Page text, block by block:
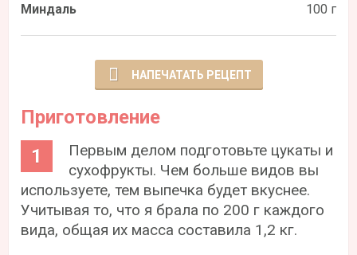
Миндаль
100 г
НАПЕЧАТАТЬ РЕЦЕПТ
Приготовление
Первым делом подготовьте цукаты и
сухофрукты. Чем больше видов вы
используете, тем выпечка будет вкуснее.
Учитывая то, что я брала по 200 г каждого
вида, общая их масса составила 1,2 кг.